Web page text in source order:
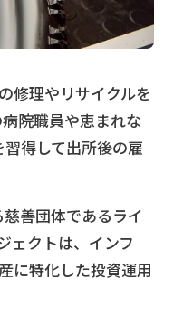
修理やリサイクルを
院職員や恵まれな
得して出所後の雇
善団体であるライ
ェクトは、インフ
に特化した投資運用